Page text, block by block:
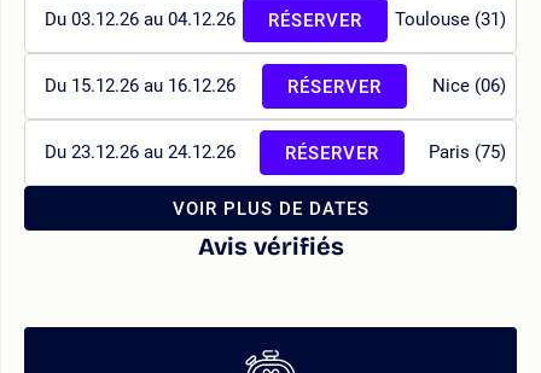
Du 03.12.26 au 04.12.26 Toulouse (31)
RÉSERVER
Du 15.12.26 au 16.12.26 Nice (06)
RÉSERVER
Du 23.12.26 au 24.12.26 Paris (75)
RÉSERVER
VOIR PLUS DE DATES
Avis vérifiés